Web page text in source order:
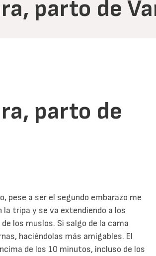
parto de
parto de
pese a ser el segundo embarazo me
la tripa y se va extendiendo a los
los muslos. Si salgo de la cama
haciéndolas más amigables. El
de los 10 minutos, incluso de los